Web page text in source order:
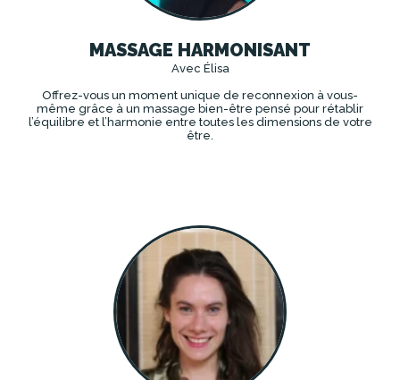
MASSAGE HARMONISANT
Avec Élisa
Offrez-vous un moment unique de reconnexion à vous-
même grâce à un massage bien-être pensé pour rétablir
l’équilibre et l’harmonie entre toutes les dimensions de votre
être.